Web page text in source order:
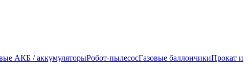
АКБ / аккумуляторыРобот-пылесосГазовые баллончикиПрокат и